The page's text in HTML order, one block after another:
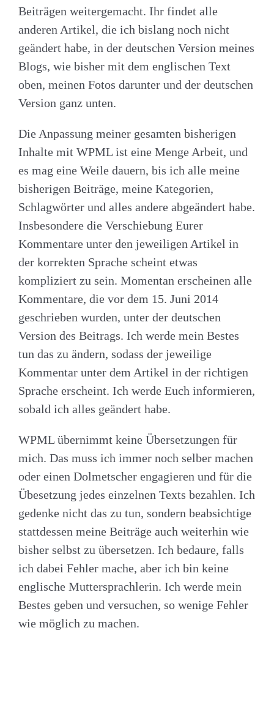
Beiträgen weitergemacht. Ihr findet alle
anderen Artikel, die ich bislang noch nicht
geändert habe, in der deutschen Version meines
Blogs, wie bisher mit dem englischen Text
oben, meinen Fotos darunter und der deutschen
Version ganz unten.
Die Anpassung meiner gesamten bisherigen
Inhalte mit WPML ist eine Menge Arbeit, und
es mag eine Weile dauern, bis ich alle meine
bisherigen Beiträge, meine Kategorien,
Schlagwörter und alles andere abgeändert habe.
Insbesondere die Verschiebung Eurer
Kommentare unter den jeweiligen Artikel in
der korrekten Sprache scheint etwas
kompliziert zu sein. Momentan erscheinen alle
Kommentare, die vor dem 15. Juni 2014
geschrieben wurden, unter der deutschen
Version des Beitrags. Ich werde mein Bestes
tun das zu ändern, sodass der jeweilige
Kommentar unter dem Artikel in der richtigen
Sprache erscheint. Ich werde Euch informieren,
sobald ich alles geändert habe.
WPML übernimmt keine Übersetzungen für
mich. Das muss ich immer noch selber machen
oder einen Dolmetscher engagieren und für die
Übesetzung jedes einzelnen Texts bezahlen. Ich
gedenke nicht das zu tun, sondern beabsichtige
stattdessen meine Beiträge auch weiterhin wie
bisher selbst zu übersetzen. Ich bedaure, falls
ich dabei Fehler mache, aber ich bin keine
englische Muttersprachlerin. Ich werde mein
Bestes geben und versuchen, so wenige Fehler
wie möglich zu machen.